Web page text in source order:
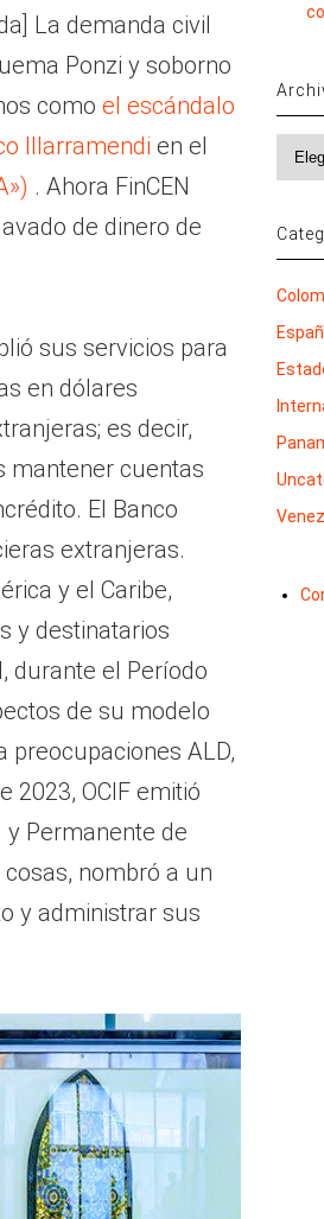
La demanda civil
Ponzi y soborno
como el escándalo
Illarramendi en el
. Ahora FinCEN
de dinero de
sus servicios para
en dólares
es decir,
mantener cuentas
El Banco
extranjeras.
y el Caribe,
y destinatarios
durante el Período
de su modelo
preocupaciones ALD,
2023, OCIF emitió
y Permanente de
nombró a un
y administrar sus